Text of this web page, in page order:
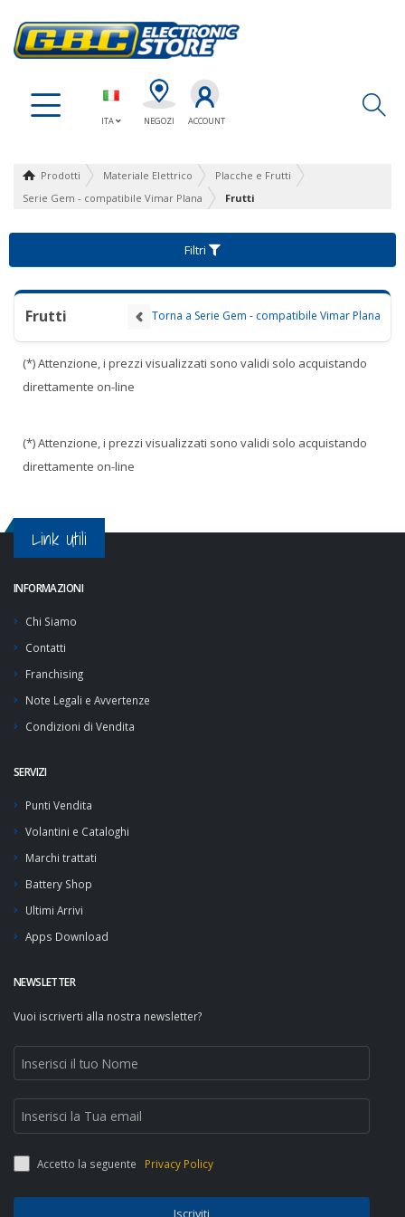
ITA NEGOZI ACCOUNT
Prodotti Materiale Elettrico
Placche e Frutti
Serie Gem - compatibile Vimar Plana
Frutti
Filtri
Frutti Torna a Serie Gem - compatibile Vimar Plana
(*) Attenzione, i prezzi visualizzati sono validi solo acquistando
direttamente on-line
(*) Attenzione, i prezzi visualizzati sono validi solo acquistando
direttamente on-line
Link Utili
INFORMAZIONI
Chi Siamo
Contatti
Franchising
Note Legali e Avvertenze
Condizioni di Vendita
SERVIZI
Punti Vendita
Volantini e Cataloghi
Marchi trattati
Battery Shop
Ultimi Arrivi
Apps Download
NEWSLETTER
Vuoi iscriverti alla nostra newsletter?
Accetto la seguente Privacy Policy
Iscriviti